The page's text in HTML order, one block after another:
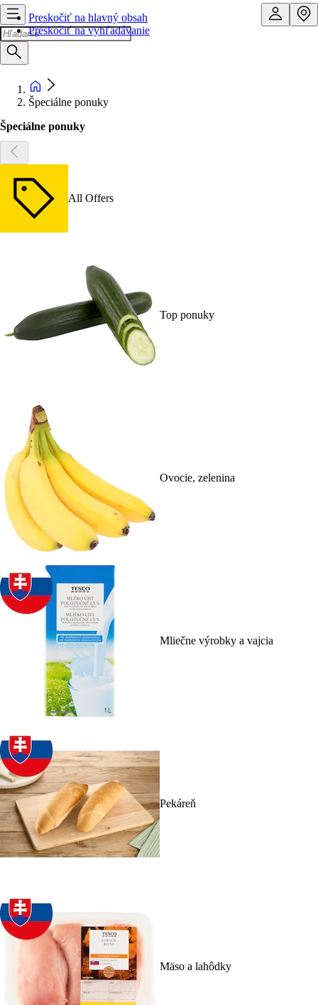
Preskočiť na hlavný obsah
Preskočiť na vyhľadávanie
Špeciálne ponuky
Špeciálne ponuky
All Offers
Top ponuky
Ovocie, zelenina
Mliečne výrobky a vajcia
Pekáreň
Mäso a lahôdky